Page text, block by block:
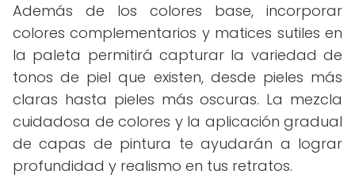
Además de los colores base, incorporar
colores complementarios y matices sutiles en
la paleta permitirá capturar la variedad de
tonos de piel que existen, desde pieles más
claras hasta pieles más oscuras. La mezcla
cuidadosa de colores y la aplicación gradual
de capas de pintura te ayudarán a lograr
profundidad y realismo en tus retratos.